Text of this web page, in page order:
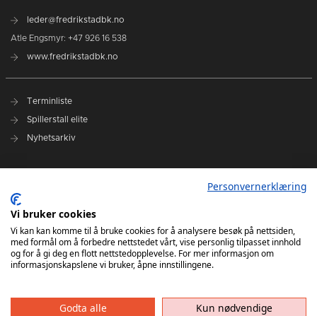
leder@fredrikstadbk.no
Atle Engsmyr: +47 926 16 538
www.fredrikstadbk.no
Terminliste
Spillerstall elite
Nyhetsarkiv
Instagram Elite
Instagram Rekrutt
Facebook
Personvernerklæring
Vi bruker cookies
Vi kan kan komme til å bruke cookies for å analysere besøk på nettsiden,
med formål om å forbedre nettstedet vårt, vise personlig tilpasset innhold
og for å gi deg en flott nettstedopplevelse. For mer informasjon om
informasjonskapslene vi bruker, åpne innstillingene.
Godta alle Kun nødvendige